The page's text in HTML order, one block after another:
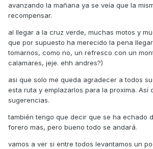
avanzando la mañana ya se veía que la
recompensar.
al llegar a la cruz verde, muchas motos y
que por supuesto ha merecido la pena
tomarnos, como no, un refresco con un
calamares, jeje. ehh andres?)
asi que solo me queda agradecer a todos
esta ruta y emplazarlos para la proxima. Así
sugerencias.
también tengo que decir que se ha echado
forero mas, pero bueno todo se andará.
vamos a ver si entre todos levantamos un